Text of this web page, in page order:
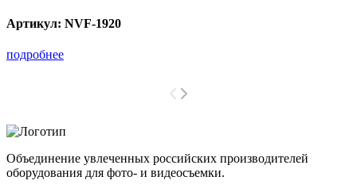
Артикул: NVF-1920
подробнее
Объединение увлеченных российских производителей
оборудования для фото- и видеосъемки.